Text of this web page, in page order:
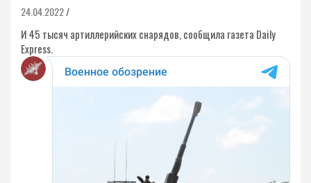
24.04.2022
И 45 тысяч артиллерийских снарядов, сообщила газета Daily
Express.